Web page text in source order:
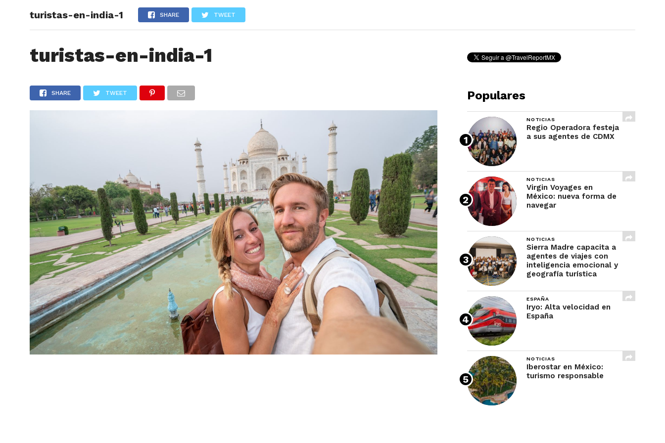
ARTÍCULOS
turistas-en-india-1 SHARE TWEET
turistas-en-india-1
SHARE TWEET Populares
NOTICIAS
Regio Operadora festeja
a sus agentes de CDMX
NOTICIAS
Virgin Voyages en
México: nueva forma de
navegar
NOTICIAS
Sierra Madre capacita a
agentes de viajes con
inteligencia emocional y
geografía turística
ESPAÑA
Iryo: Alta velocidad en
España
NOTICIAS
Iberostar en México:
turismo responsable